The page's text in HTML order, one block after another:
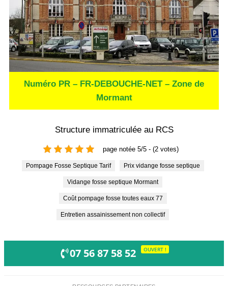
Numéro PR – FR-DEBOUCHE-NET – Zone de
Mormant
Structure immatriculée au RCS
page notée 5/5 - (2 votes)
Pompage Fosse Septique Tarif Prix vidange fosse septique
Vidange fosse septique Mormant
Coût pompage fosse toutes eaux 77
Entretien assainissement non collectif
07 56 87 58 52 OUVERT !